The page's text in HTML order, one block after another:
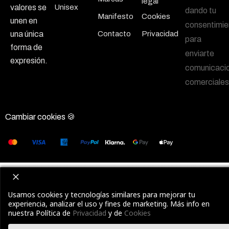
valores se
unen en
una única
forma de
expresión.
Unisex
Manifesto
Contacto
Cookies
Privacidad
dando tu
para
enviarte
Cambiar cookies 🍪
Usamos cookies y tecnologías similares para mejorar tu
experiencia, analizar el uso y fines de marketing. Más info en
nuestra Política de Privacidad y de Cookies